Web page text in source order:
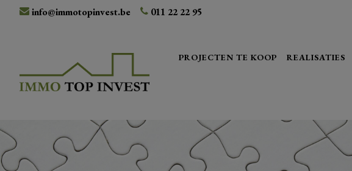
info@immotopinvest.be 011 22 22 95
PROJECTEN TE KOOP REALISATIES